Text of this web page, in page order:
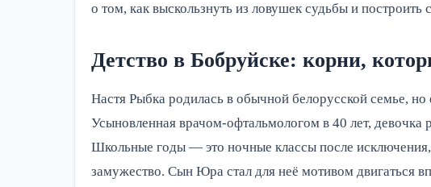
о том, как выскользнуть из ловушек судьбы и построить
Детство в Бобруйске: корни,
Настя Рыбка родилась в обычной белорусской семье, но
Усыновленная врачом-офтальмологом в 40 лет, девочка
Школьные годы — это ночные классы после исключения,
замужество. Сын Юра стал для неё мотивом двигаться